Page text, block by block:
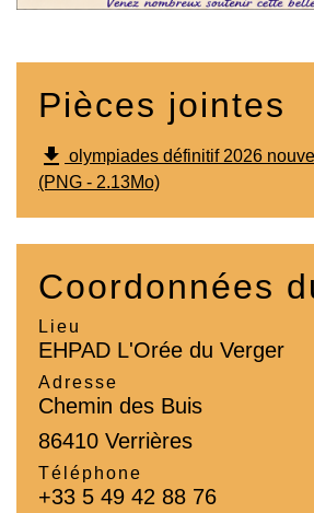
Pièces jointes
file_download olympiades définitif 2026
(PNG - 2.13Mo)
Coordonnées
Lieu
EHPAD L'Orée du Verger
Adresse
Chemin des Buis
86410 Verrières
Téléphone
+33 5 49 42 88 76